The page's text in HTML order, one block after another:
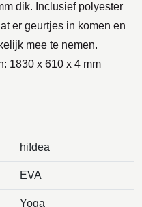
dik. Inclusief polyester
er geurtjes in komen en
mee te nemen.
1830 x 610 x 4 mm
hi!dea
EVA
Yoga